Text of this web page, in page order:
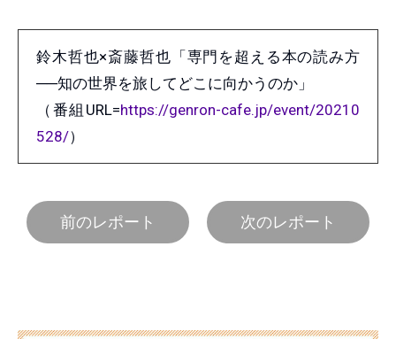
鈴木哲也×斎藤哲也「専門を超える本の読み方
──知の世界を旅してどこに向かうのか」
（番組URL=https://genron-cafe.jp/event/20210
528/）
前のレポート 次のレポート